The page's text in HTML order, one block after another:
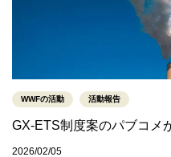
WWFの活動 活動報告
GX-ETS制度案のパブコメ
2026/02/05